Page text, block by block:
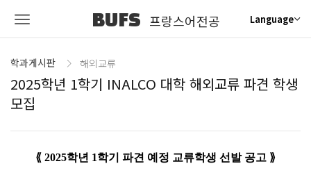
BUFS 프랑스어전공 Language
학과게시판 해외교류
2025학년 1학기 INALCO 대학 해외교류 파견 학생
모집
⟪ 2025학년 1학기 파견 예정 교류학생 선발 공고 ⟫